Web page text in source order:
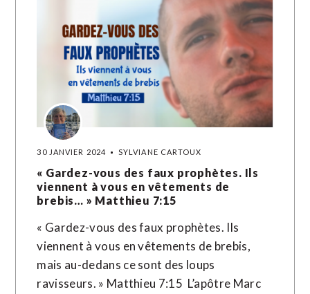
30 JANVIER 2024 SYLVIANE CARTOUX
« Gardez-vous des faux prophètes. Ils
viennent à vous en vêtements de
brebis… » Matthieu‬ ‭7‬:‭15‬
« Gardez-vous des faux prophètes. Ils
viennent à vous en vêtements de brebis,
mais au-dedans ce sont des loups
ravisseurs. » Matthieu‬ ‭7‬:‭15‬ ‭ L’apôtre Marc